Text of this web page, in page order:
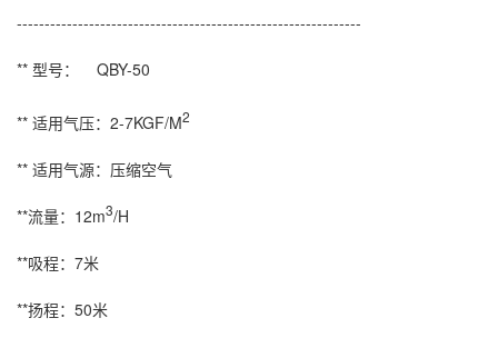
--------------------------------------------------------------
** 型号： QBY-50
** 适用气压：2-7KGF/M2
** 适用气源：压缩空气
**流量：12m3/H
**吸程：7米
**扬程：50米